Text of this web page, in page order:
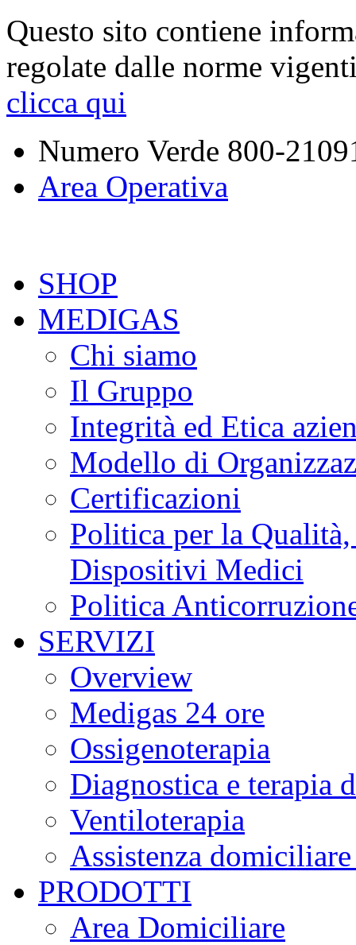
Questo sito contiene
regolate dalle norme
clicca qui
Numero Verde 800-
Area Operativa
SHOP
MEDIGAS
Chi siamo
Il Gruppo
Integrità ed Etica
Modello di
Certificazioni
Politica per la
Dispositivi Medici
Politica
SERVIZI
Overview
Medigas 24 ore
Ossigenoterapia
Diagnostica e terapia
Ventiloterapia
Assistenza
PRODOTTI
Area Domiciliare